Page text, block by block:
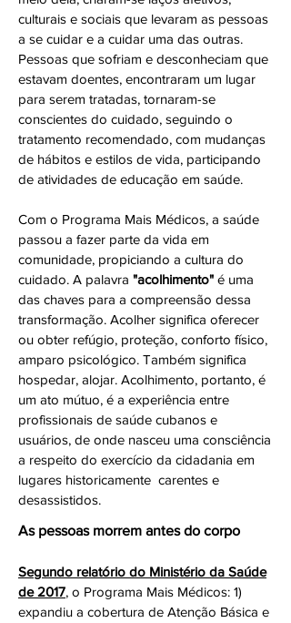
culturais e sociais que levaram as pessoas
a se cuidar e a cuidar uma das outras.
Pessoas que sofriam e desconheciam que
estavam doentes, encontraram um lugar
para serem tratadas, tornaram-se
conscientes do cuidado, seguindo o
tratamento recomendado, com mudanças
de hábitos e estilos de vida, participando
de atividades de educação em saúde.
Com o Programa Mais Médicos, a saúde
passou a fazer parte da vida em
comunidade, propiciando a cultura do
cuidado. A palavra "acolhimento" é uma
das chaves para a compreensão dessa
transformação. Acolher significa oferecer
ou obter refúgio, proteção, conforto físico,
amparo psicológico. Também significa
hospedar, alojar. Acolhimento, portanto, é
um ato mútuo, é a experiência entre
profissionais de saúde cubanos e
usuários, de onde nasceu uma consciência
a respeito do exercício da cidadania em
lugares historicamente carentes e
desassistidos.
As pessoas morrem antes do corpo
Segundo relatório do Ministério da Saúde
de 2017, o Programa Mais Médicos: 1)
expandiu a cobertura de Atenção Básica e